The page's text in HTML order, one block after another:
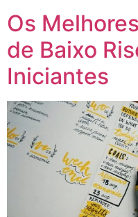
Os
de Baixo
Iniciantes